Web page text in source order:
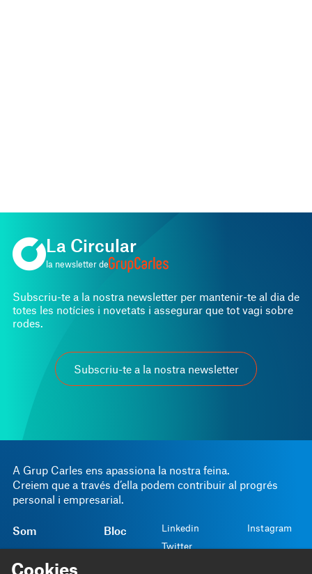
A Grup Carles ens apassiona la nostra feina.
Creiem que a través d’ella podem contribuir al progrés
personal i empresarial.
Som
Bloc
Linkedin
Twitter
Instagram
La Circular
la newsletter de
Subscriu-te a la nostra newsletter per mantenir-te al dia de
totes les notícies i novetats i assegurar que tot vagi sobre
rodes.
Subscriu-te a la nostra newsletter
Cookies